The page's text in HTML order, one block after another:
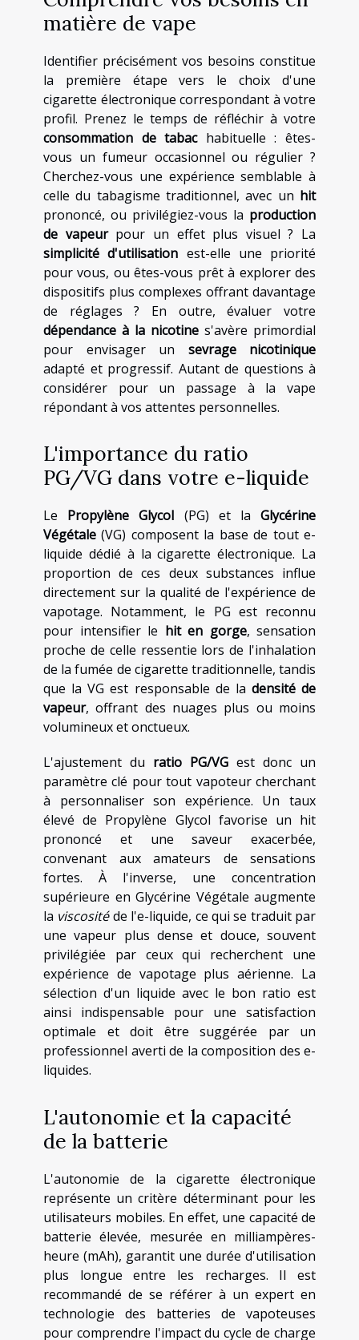
matière de vape
Identifier précisément vos besoins constitue
la première étape vers le choix d'une
cigarette électronique correspondant à votre
profil. Prenez le temps de réfléchir à votre
consommation de tabachabituelle : êtes-
vous un fumeur occasionnel ou régulier ?
Cherchez-vous une expérience semblable à
celle du tabagisme traditionnel, avec un hit
prononcé, ou privilégiez-vous la production
de vapeurpour un effet plus visuel ? La
simplicité d'utilisation est-elle une priorité
pour vous, ou êtes-vous prêt à explorer des
dispositifs plus complexes offrant davantage
de réglages ? En outre, évaluer votre
dépendance à la nicotine s'avère primordial
pour envisager un sevrage nicotinique
adapté et progressif. Autant de questions à
considérer pour un passage à la vape
répondant à vos attentes personnelles.
L'importance du ratio
PG/VG dans votre e-liquide
Le Propylène Glycol (PG) et laGlycérine
Végétale (VG) composent la base de tout e-
liquide dédié à la cigarette électronique. La
proportion de ces deux substances influe
directement sur la qualité de l'expérience de
vapotage. Notamment, le PG est reconnu
pour intensifier le hit en gorge, sensation
proche de celle ressentie lors de l'inhalation
de la fumée de cigarette traditionnelle, tandis
que la VG est responsable de la densité de
vapeur, offrant des nuages plus ou moins
volumineux et onctueux.
L'ajustement du ratio PG/VG est donc un
paramètre clé pour tout vapoteur cherchant
à personnaliser son expérience. Un taux
élevé de Propylène Glycol favorise un hit
prononcé et une saveur exacerbée,
convenant aux amateurs de sensations
fortes. À l'inverse, une concentration
supérieure en Glycérine Végétale augmente
la viscositéde l'e-liquide, ce qui se traduit par
une vapeur plus dense et douce, souvent
privilégiée par ceux qui recherchent une
expérience de vapotage plus aérienne. La
sélection d'un liquide avec le bon ratio est
ainsi indispensable pour une satisfaction
optimale et doit être suggérée par un
professionnel averti de la composition des e-
liquides.
L'autonomie et la capacité
de la batterie
L'autonomie de la cigarette électronique
représente un critère déterminant pour les
utilisateurs mobiles. En effet, une capacité de
batterie élevée, mesurée en milliampères-
heure (mAh), garantit une durée d'utilisation
plus longue entre les recharges. Il est
recommandé de se référer à un expert en
technologie des batteries de vapoteuses
pour comprendre l'impact du cycle de charge